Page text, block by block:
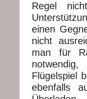
Regel
einen
nicht
man für
Flügelspiel
ebenfalls